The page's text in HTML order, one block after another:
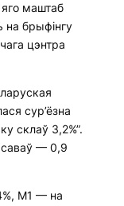
яго маштаб
на брыфінгу
цэнтра
сур’ёзна
склаў 3,2%”.
— 0,9
М1 — на